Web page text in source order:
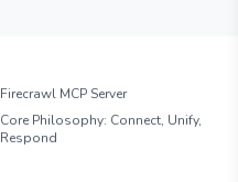
Firecrawl MCP Server
Core Philosophy: Connect, Unify,
Respond